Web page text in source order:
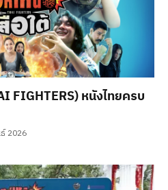
FIGHTERS) หนังไทยครบ
2026